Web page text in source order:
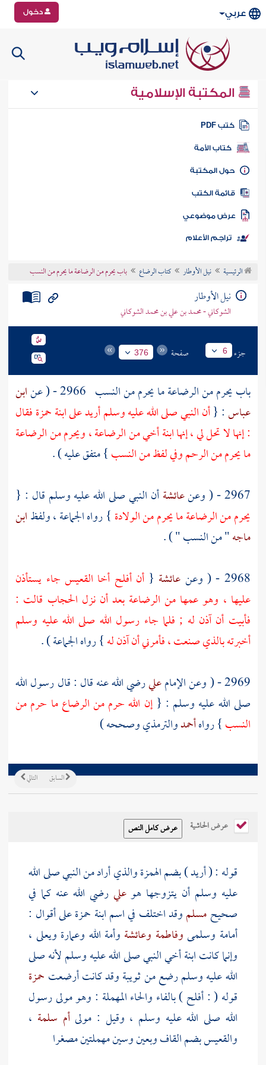
عربي دخول
المكتبة الإسلامية
كتب PDF
كتاب الأمة
المكتبة
الكتب
موضوعي
تراجم الأعلام
الرئيسية نيل الأوطار كتاب الرضاع باب يحرم من الرضاعة ما يحرم من النسب
نيل الأوطار
الشوكاني - محمد بن علي بن محمد الشوكاني
جزء 6 صفحة 376
باب يحرم من الرضاعة ما يحرم من النسب
ابن
عباس: {أن النبي صلى الله عليه وسلم أريد علىابنة حمزةفقال
: إنها لا تحل لي ، إنها ابنة أخي من الرضاعة ، ويحرم من الرضاعة
ما يحرم من الرحم وفي لفظ من النسب} متفق عليه ) .
2967 - ( وعن
عائشةأن النبي صلى الله عليه وسلم قال : {
يحرم من الرضاعة ما يحرم من الولادة } رواه الجماعة ، ولفظابن
ماجه" من النسب " ) .
2968 - ( وعن
عائشة {أنأفلح أخا القعيس جاء يستأذن
عليها ، وهو عمها من الرضاعة بعد أن نزل الحجاب قالت :
فأبيت أن آذن له ; فلما جاء رسول الله صلى الله عليه وسلم
أخبرته بالذي صنعت ، فأمرني أن آذن له} رواه الجماعة ) .
2969 - ( وعن الإمام
عليرضي الله عنه قال : قال رسول الله
صلى الله عليه وسلم : {إن الله حرم من الرضاع ما حرم من
النسب} رواهأحمدوالترمذيوصححه )
التالي السابق
عرض الحاشية
قوله : ( أريد ) بضم الهمزة والذي أراد من النبي صلى الله
عليه وسلم أن يتزوجها هوعليرضي الله عنه كما في
صحيحمسلموقد اختلف في اسمابنة حمزةعلى أقوال :
أمامة وسلمىوفاطمة وعائشة وأمة الله وعمارة ويعلى ،
وإنما كانت ابنة أخي النبي صلى الله عليه وسلم لأنه صلى
الله عليه وسلم رضع منثويبةوقد كانت أرضعت حمزة
قوله (: أفلح) بالفاء والحاء المهملة : وهو مولى رسول
الله صلى الله عليه وسلم ، وقيل : مولىأم سلمة ،
والقعيسبضم القاف وبعين وسين مهملتين مصغرا